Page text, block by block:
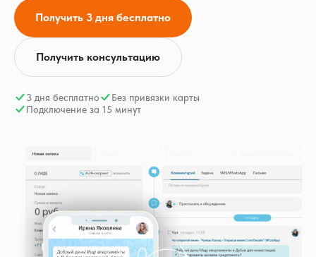
Получить 3 дня бесплатно
Получить консультацию
3 дня бесплатно
Без привязки карты
Подключение за 15 минут